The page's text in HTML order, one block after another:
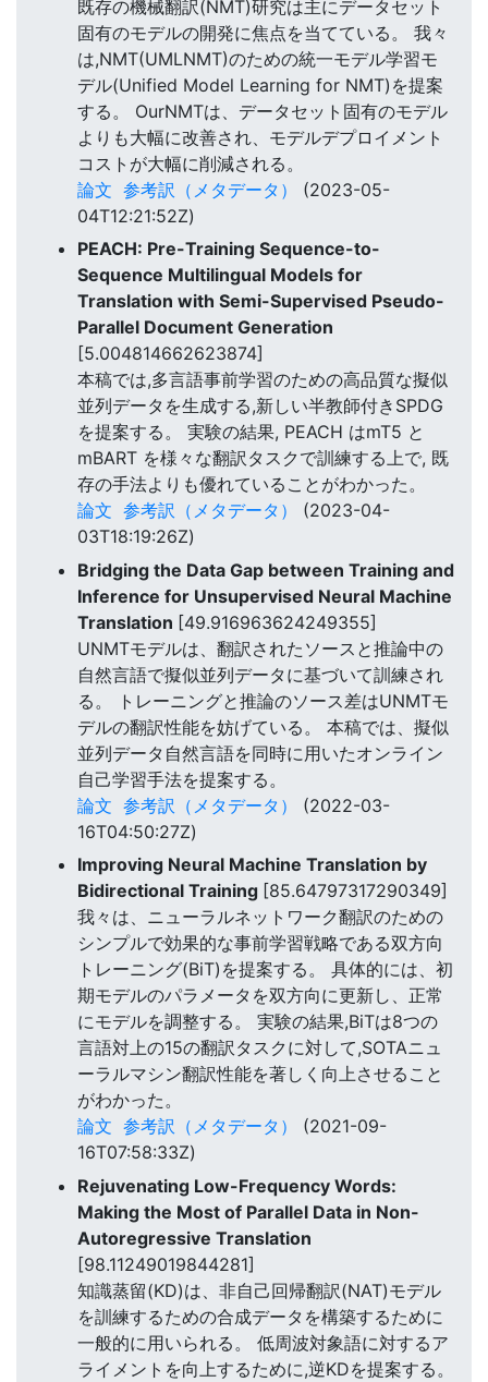
既存の機械翻訳(NMT)研究は主にデータセット
固有のモデルの開発に焦点を当てている。 我々
は,NMT(UMLNMT)のための統一モデル学習モ
デル(Unified Model Learning for NMT)を提案
する。 OurNMTは、データセット固有のモデル
よりも大幅に改善され、モデルデプロイメント
コストが大幅に削減される。
論文 参考訳（メタデータ）
(2023-05-
04T12:21:52Z)
PEACH: Pre-Training Sequence-to-
Sequence Multilingual Models for
Translation with Semi-Supervised Pseudo-
Parallel Document Generation
[5.004814662623874]
本稿では,多言語事前学習のための高品質な擬似
並列データを生成する,新しい半教師付きSPDG
を提案する。 実験の結果, PEACH はmT5 と
mBART を様々な翻訳タスクで訓練する上で, 既
存の手法よりも優れていることがわかった。
論文 参考訳（メタデータ）
(2023-04-
03T18:19:26Z)
Bridging the Data Gap between Training and
Inference for Unsupervised Neural Machine
Translation [49.916963624249355]
UNMTモデルは、翻訳されたソースと推論中の
自然言語で擬似並列データに基づいて訓練され
る。 トレーニングと推論のソース差はUNMTモ
デルの翻訳性能を妨げている。 本稿では、擬似
並列データ自然言語を同時に用いたオンライン
自己学習手法を提案する。
論文 参考訳（メタデータ）
(2022-03-
16T04:50:27Z)
Improving Neural Machine Translation by
Bidirectional Training [85.64797317290349]
我々は、ニューラルネットワーク翻訳のための
シンプルで効果的な事前学習戦略である双方向
トレーニング(BiT)を提案する。 具体的には、初
期モデルのパラメータを双方向に更新し、正常
にモデルを調整する。 実験の結果,BiTは8つの
言語対上の15の翻訳タスクに対して,SOTAニュ
ーラルマシン翻訳性能を著しく向上させること
がわかった。
論文 参考訳（メタデータ）
(2021-09-
16T07:58:33Z)
Rejuvenating Low-Frequency Words:
Making the Most of Parallel Data in Non-
Autoregressive Translation
[98.11249019844281]
知識蒸留(KD)は、非自己回帰翻訳(NAT)モデル
を訓練するための合成データを構築するために
一般的に用いられる。 低周波対象語に対するア
ライメントを向上するために,逆KDを提案する。